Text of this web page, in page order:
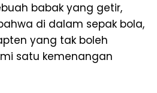
babak yang getir,
di dalam sepak bola,
yang tak boleh
satu kemenangan